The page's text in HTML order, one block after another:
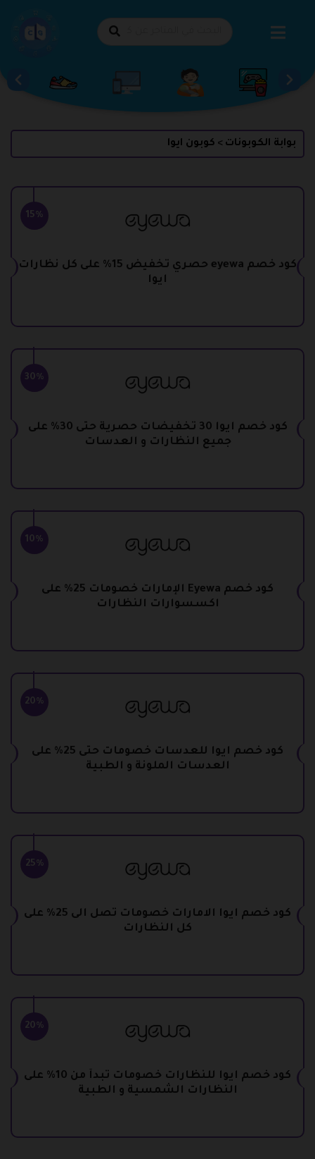
بوابة الكوبونات > كوبون ايوا
15%
كود خصم eyewa حصري تخفيض 15% على كل نظارات
ايوا
30%
كود خصم ايوا 30 تخفيضات حصرية حتى 30% على
جميع النظارات و العدسات
10%
كود خصم Eyewa الإمارات خصومات 25% على
اكسسوارات النظارات
20%
كود خصم ايوا للعدسات خصومات حتى 25% على
العدسات الملونة و الطبية
25%
كود خصم ايوا الامارات خصومات تصل الى 25% على
كل النظارات
20%
كود خصم ايوا للنظارات خصومات تبدأ من 10% على
النظارات الشمسية و الطبية